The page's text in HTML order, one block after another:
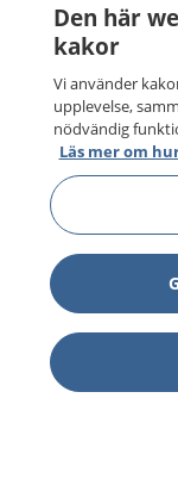
Den här
kakor
Vi använder
upplevelse,
nödvändig
Läs mer om